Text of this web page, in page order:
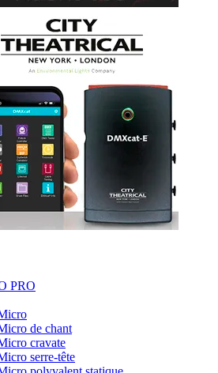
PRO
de chant
cravate
serre-tête